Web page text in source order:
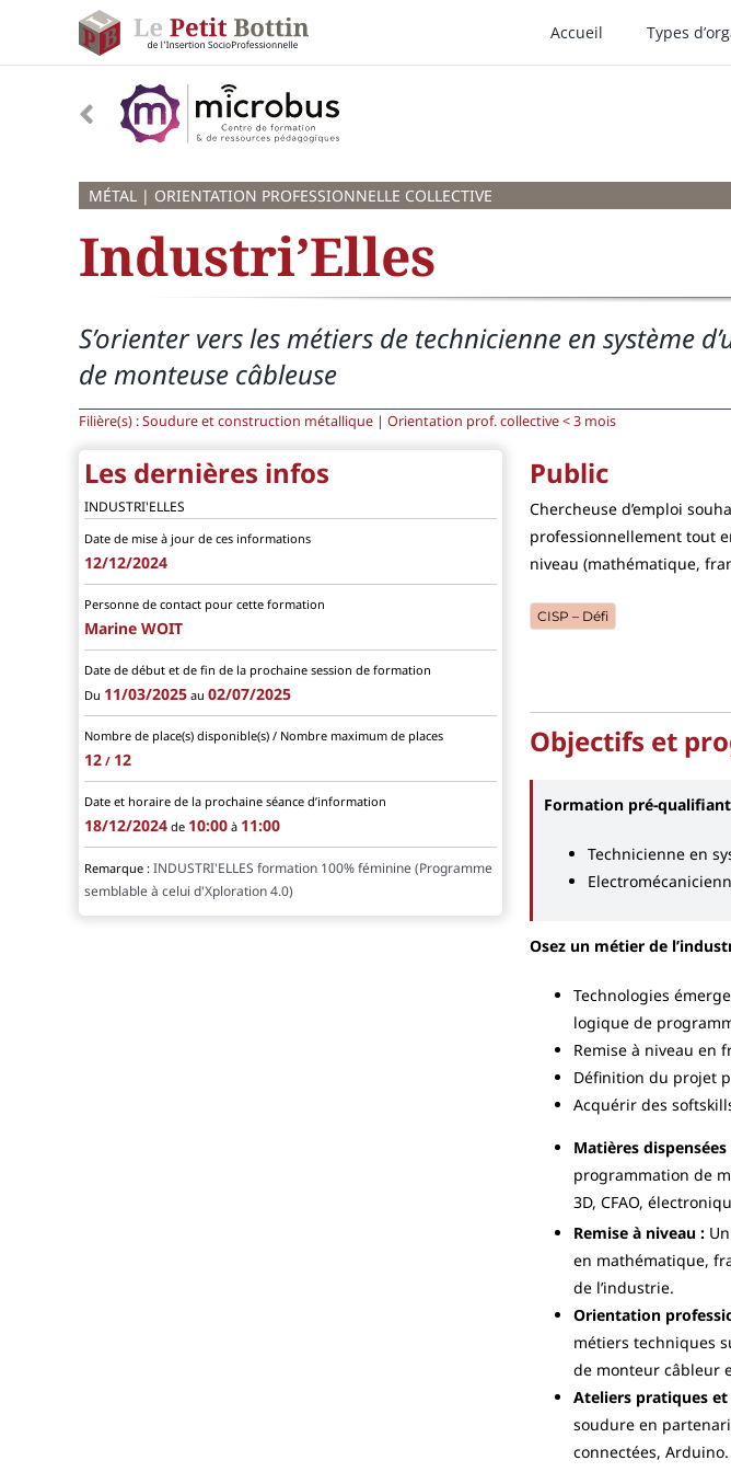
contenu
Accueil Types
MÉTAL | ORIENTATION PROFESSIONNELLE COLLECTIVE
Industri’Elles
S’orienter vers les métiers de technicienne en système
de monteuse câbleuse
Filière(s) :Soudure et construction métallique | Orientation prof. collective < 3 mois
Les dernières infos
INDUSTRI'ELLES
Date de mise à jour de ces informations
12/12/2024
Personne de contact pour cette formation
Marine WOIT
Date de début et de fin de la prochaine session de formation
Du 11/03/2025au 02/07/2025
Nombre de place(s) disponible(s) / Nombre maximum de places
12 / 12
Date et horaire de la prochaine séance d’information
18/12/2024 de 10:00 à 11:00
Remarque : INDUSTRI'ELLES formation 100% féminine (Programme
semblable à celui d'Xploration 4.0)
Public
Chercheuse d’emploi
professionnellement tout
niveau (mathématique,
CISP – Défi
Objectifs et
Formation pré-
Technicienne en
Osez un métier de
Technologies
logique de
Remise à niveau en
Définition du projet
Acquérir des
Matières dispensées
programmation de
3D, CFAO,
Remise à niveau :
en mathématique,
de l’industrie.
Orientation
métiers techniques
de monteur câbleur
Ateliers pratiques
soudure en
connectées, Arduino.